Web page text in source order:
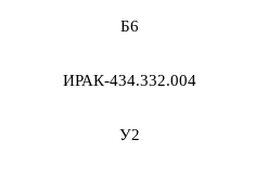
Б6
ИРАК-434.332.004
У2